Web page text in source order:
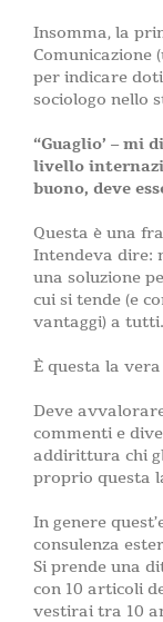
Insomma, la
Comunicazione
per indicare
sociologo nello
“Guaglio’ – mi
livello
buono, deve
Questa è una
Intendeva dire:
una soluzione
cui si tende (e
vantaggi) a tutti.
È questa la
Deve
commenti e
addirittura chi
proprio questa
In genere
consulenza
Si prende una
con 10 articoli
vestirai tra 10